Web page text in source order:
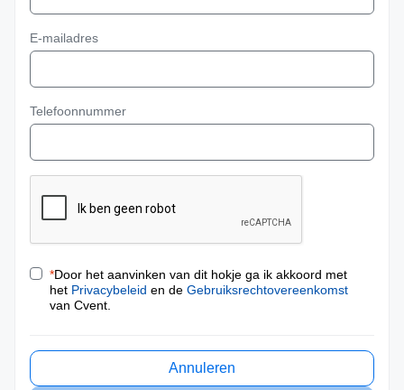
E-mailadres
Telefoonnummer
*Door het aanvinken van dit hokje ga ik akkoord met
het Privacybeleid en de Gebruiksrechtovereenkomst
van Cvent.
Annuleren